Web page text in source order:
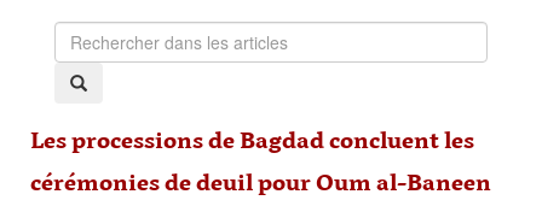
Les processions de Bagdad concluent les
cérémonies de deuil pour Oum al-Baneen